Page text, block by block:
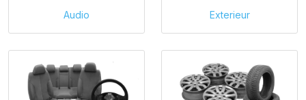
Audio Exterieur